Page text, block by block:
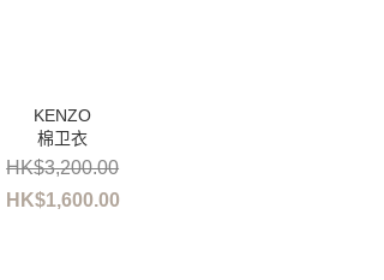
棉卫衣
HK$1,600.00
HK$3,200.00